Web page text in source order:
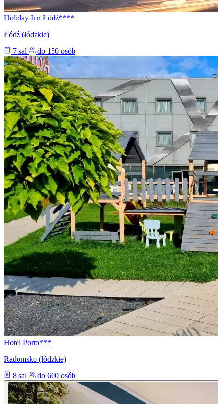
Holiday Inn Łódź****
Łódź (łódzkie)
7 sal
do 150 osób
Hotel Porto***
Radomsko (łódzkie)
8 sal
do 600 osób